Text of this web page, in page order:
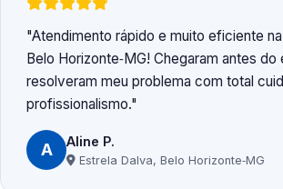
Atendimento rápido e muito eficiente
Belo Horizonte‑MG! Chegaram antes do
resolveram meu problema com total
profissionalismo.
A Aline P.
Estrela Dalva, Belo Horizonte‑MG